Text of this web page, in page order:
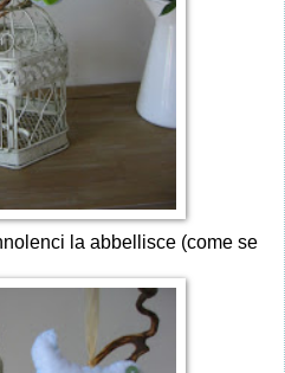
la abbellisce (come se